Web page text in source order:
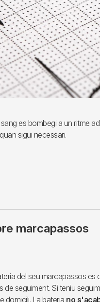
es bombegi a un ritme
sigui necessari.
marcapassos
del seu marcapassos es
de seguiment. Si teniu
domicili. La bateria no